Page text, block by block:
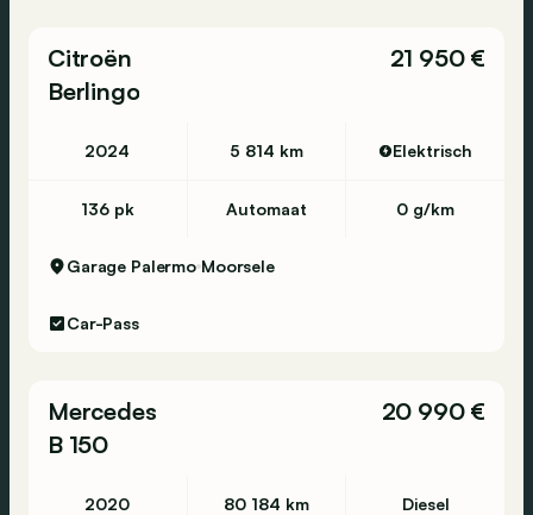
Citroën
Berlingo
21 950 €
2024 5 814 km Elektrisch
136 pk Automaat 0 g/km
Garage Palermo Moorsele
Car-Pass
Mercedes
B 150
20 990 €
2020 80 184 km Diesel